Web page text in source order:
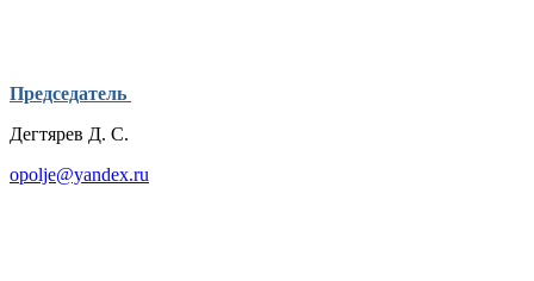
Председатель
Дегтярев Д. С.
opolje@yandex.ru